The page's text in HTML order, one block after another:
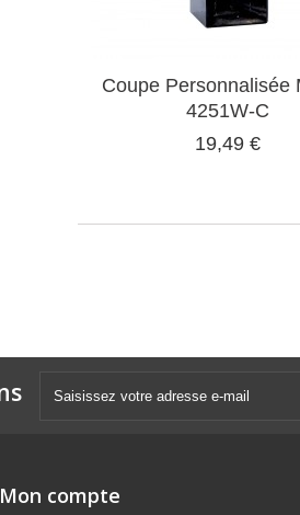
Coupe Personnalisée
4251W-C
19,49 €
Mon compte